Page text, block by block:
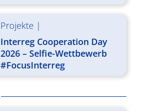
n
i
h
t
a
n
Projekte |
Interreg Cooperation Day
2026 – Selfie-Wettbewerb
#FocusInterreg